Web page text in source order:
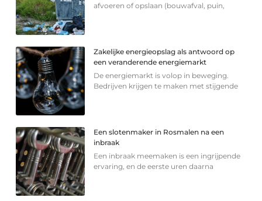
afvoeren of opslaan (bouwafval, puin,
Zakelijke energieopslag als antwoord op
een veranderende energiemarkt
De energiemarkt is volop in beweging.
Bedrijven krijgen te maken met stijgende
Een slotenmaker in Rosmalen na een
inbraak
Een inbraak meemaken is een ingrijpende
ervaring, en de eerste uren daarna